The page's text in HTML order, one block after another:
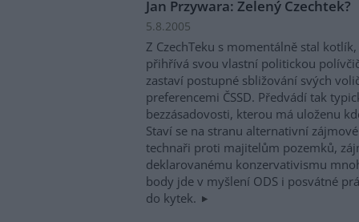
Jan Przywara: Zelený Czechtek?
5.8.2005
Z CzechTeku s momentálně stal
přihřívá svou vlastní politickou
zastaví postupné sbližování svých
preferencemi ČSSD. Předvádí tak
bezzásadovosti, kterou má uloženu
Staví se na stranu alternativní
technaři proti majitelům pozemků,
deklarovanému konzervativismu
body jde v myšlení ODS i posvátné
do kytek.